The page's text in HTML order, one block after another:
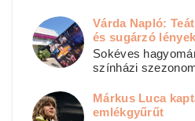
Várda Napló:
és sugárzó lények
Sokéves
színházi
Márkus Luca
emlékgyűrűt